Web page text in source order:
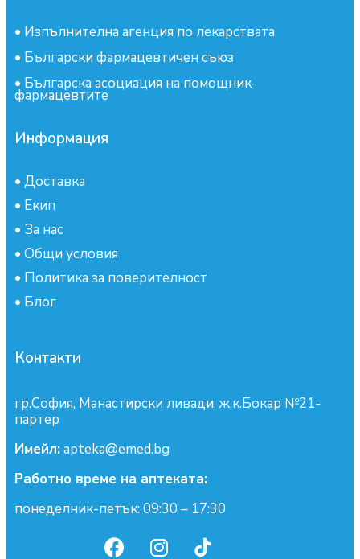
• Изпълнителна агенция по лекарствата
• Български фармацевтичен съюз
• Българска асоциация на помощник-
фармацевтите
Информация
• Доставка
• Екип
• За нас
• Общи условия
• Политика за поверителност
• Блог
Контакти
гр.София, Манастирски ливади, ж.к.Бокар №21-
партер
Имейл:apteka@emed.bg
Работно време на аптеката:
понеделник-петък: 09:30 – 17:30